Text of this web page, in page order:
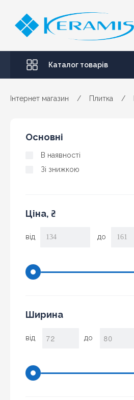
Каталог товарів
Інтернет магазин / Плитка /
Основні
В наявності
Зі знижкою
Ціна, ₴
від до
Ширина
від до